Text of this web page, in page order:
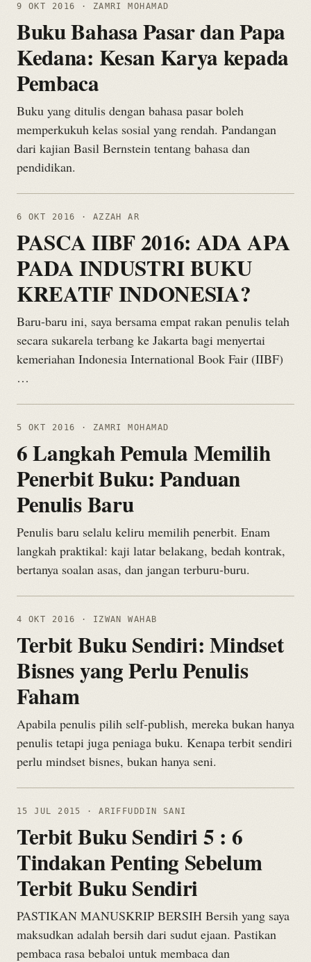
9 OKT 2016 · ZAMRI MOHAMAD
Buku Bahasa Pasar dan Papa
Kedana: Kesan Karya kepada
Pembaca
Buku yang ditulis dengan bahasa pasar boleh
memperkukuh kelas sosial yang rendah. Pandangan
dari kajian Basil Bernstein tentang bahasa dan
pendidikan.
6 OKT 2016 · AZZAH AR
PASCA IIBF 2016: ADA APA
PADA INDUSTRI BUKU
KREATIF INDONESIA?
Baru-baru ini, saya bersama empat rakan penulis telah
secara sukarela terbang ke Jakarta bagi menyertai
kemeriahan Indonesia International Book Fair (IIBF)
…
5 OKT 2016 · ZAMRI MOHAMAD
6 Langkah Pemula Memilih
Penerbit Buku: Panduan
Penulis Baru
Penulis baru selalu keliru memilih penerbit. Enam
langkah praktikal: kaji latar belakang, bedah kontrak,
bertanya soalan asas, dan jangan terburu-buru.
4 OKT 2016 · IZWAN WAHAB
Terbit Buku Sendiri: Mindset
Bisnes yang Perlu Penulis
Faham
Apabila penulis pilih self-publish, mereka bukan hanya
penulis tetapi juga peniaga buku. Kenapa terbit sendiri
perlu mindset bisnes, bukan hanya seni.
15 JUL 2015 · ARIFFUDDIN SANI
Terbit Buku Sendiri 5 : 6
Tindakan Penting Sebelum
Terbit Buku Sendiri
PASTIKAN MANUSKRIP BERSIH Bersih yang saya
maksudkan adalah bersih dari sudut ejaan. Pastikan
pembaca rasa bebaloi untuk membaca dan